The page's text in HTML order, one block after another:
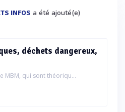
INFOS a été ajouté(e)
déchets dangereux,
MBM, qui sont théoriqu...